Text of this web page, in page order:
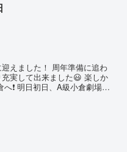
えました！ 周年準備に追わ
実して出来ました😃 楽しか
❗️ 明日初日、A級小倉劇場公